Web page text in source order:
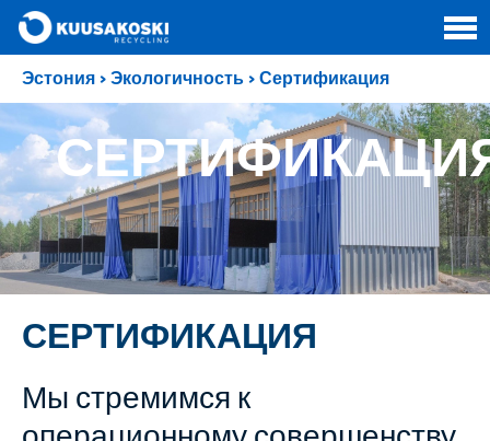
Эстония > Экологичность > Сертификация
СЕРТИФИКАЦИЯ
Мы стремимся к